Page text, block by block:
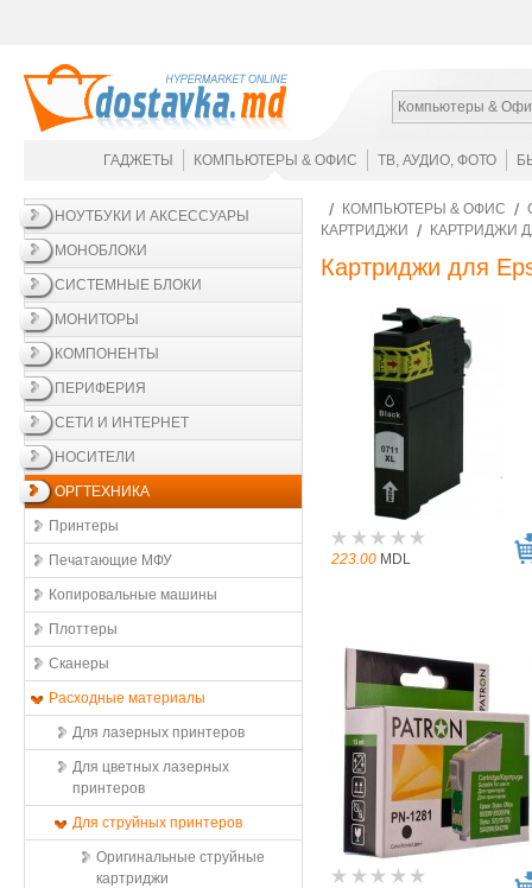
Компьютеры &
ГАДЖЕТЫ КОМПЬЮТЕРЫ & ОФИС ТВ, АУДИО, ФОТО
НОУТБУКИ И АКСЕССУАРЫ
МОНОБЛОКИ
СИСТЕМНЫЕ БЛОКИ
МОНИТОРЫ
КОМПОНЕНТЫ
ПЕРИФЕРИЯ
СЕТИ И ИНТЕРНЕТ
НОСИТЕЛИ
ОРГТЕХНИКА
Принтеры
Печатающие МФУ
Копировальные машины
Плоттеры
Сканеры
Расходные материалы
Для лазерных принтеров
Для цветных лазерных
принтеров
Для струйных принтеров
Оригинальные струйные
картриджи
КОМПЬЮТЕРЫ & ОФИС
КАРТРИДЖИ
КАРТРИДЖИ
Картриджи для
223.00 MDL